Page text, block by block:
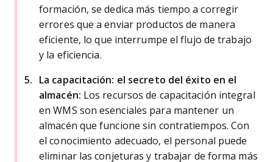
formación, se dedica más tiempo a corregir
errores que a enviar productos de manera
eficiente, lo que interrumpe el flujo de trabajo
y la eficiencia.
La capacitación: el secreto del éxito en el
almacén: Los recursos de capacitación integral
en WMS son esenciales para mantener un
almacén que funcione sin contratiempos. Con
el conocimiento adecuado, el personal puede
eliminar las conjeturas y trabajar de forma más